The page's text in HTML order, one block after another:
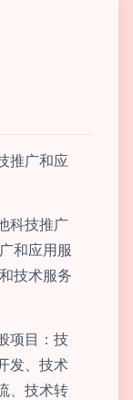
推广和应
科技推广
和应用服
技术服务
项目：技
发、技术
、技术转